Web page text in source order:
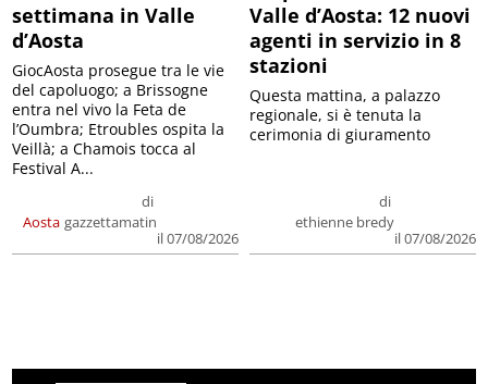
settimana in Valle
d’Aosta
Aosta
di
gazzettamatin
il 07/08/2026
GiocAosta prosegue tra le vie
del capoluogo; a Brissogne
entra nel vivo la Feta de
l’Oumbra; Etroubles ospita la
Veillà; a Chamois tocca al
Festival A...
Valle d’Aosta: 12 nuovi
agenti in servizio in 8
stazioni
di
ethienne bredy
il 07/08/2026
Questa mattina, a palazzo
regionale, si è tenuta la
cerimonia di giuramento